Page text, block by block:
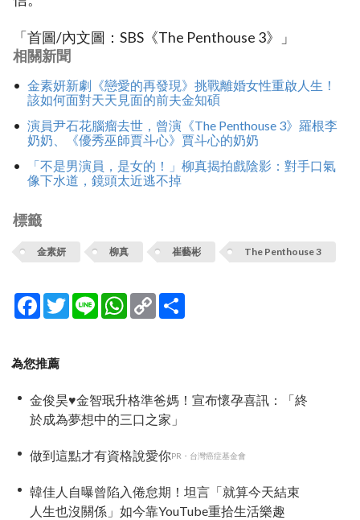
「首圖/內文圖：SBS《The Penthouse 3》」
相關新聞
金素妍新劇《戀愛的再發現》挑戰離婚女性重啟人生！
該如何面對天天見面的前夫金知碩
演員尹石花腦瘤去世，曾演《The Penthouse 3》羅根李
奶奶、《優秀巫師賈斗心》賈斗心的奶奶
「不是男演員，是女的！」柳真揭拍戲陰影：對手口氣
像下水道，鏡頭太近逃不掉
標籤
金素妍 柳真 崔藝彬 The Penthouse 3
Facebook
TwitterLine WhatsApp
Copy
Link
為您推薦
金俊昊♥金智珉升格準爸媽！宣布懷孕喜訊：「終
於成為夢想中的三口之家」
做到這點才有資格說愛你PR・台灣癌症基金會
韓佳人自曝曾陷入倦怠期！坦言「就算今天結束
人生也沒關係」如今靠YouTube重拾生活樂趣